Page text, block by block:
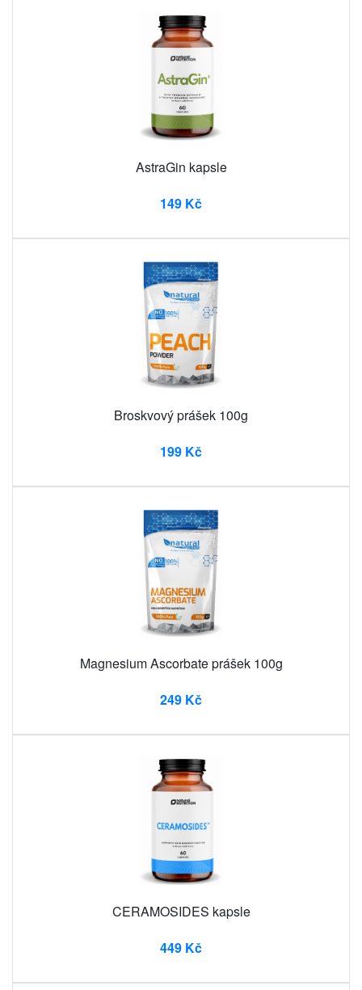
AstraGin kapsle
149 Kč
Broskvový prášek 100g
199 Kč
Magnesium Ascorbate prášek 100g
249 Kč
CERAMOSIDES kapsle
449 Kč